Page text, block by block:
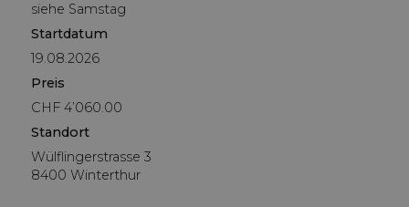
siehe Samstag
Startdatum
19.08.2026
Preis
CHF 4’060.00
Standort
Wülflingerstrasse 3
8400 Winterthur